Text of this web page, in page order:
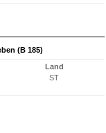
(B 185)
Land
ST